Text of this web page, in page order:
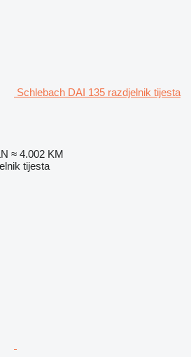
Schlebach DAI 135 razdjelnik tijesta
≈ 4.002 KM
tijesta